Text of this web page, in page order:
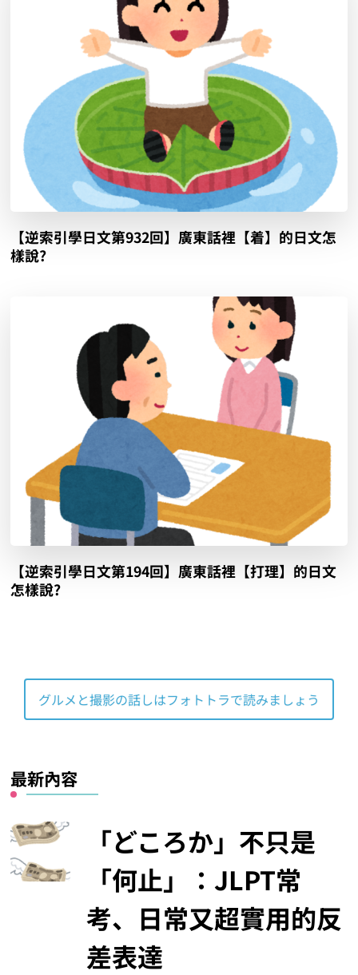
【逆索引學日文第932回】廣東話裡【着】的日文怎
樣說?
【逆索引學日文第194回】廣東話裡【打理】的日文
怎樣說?
グルメと撮影の話しはフォトトラで読みましょう
最新內容
「どころか」不只是
「何止」：JLPT常
考、日常又超實用的反
差表達